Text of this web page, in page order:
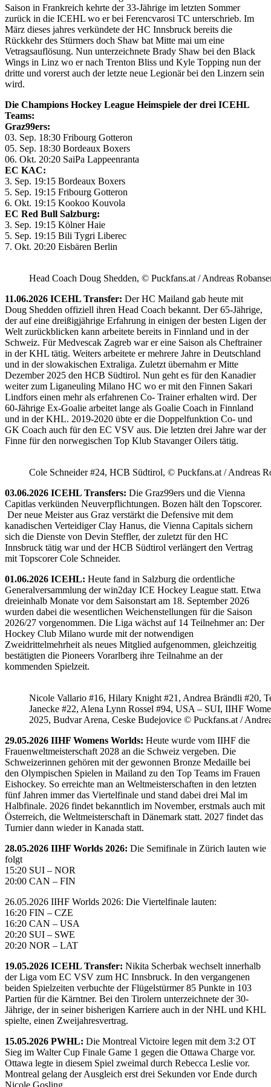
Saison in Frankreich kehrte der 33-Jährige im letzten Sommer
zurück in die ICEHL wo er bei Ferencvarosi TC unterschrieb. Im
März dieses jahres verkündete der HC Innsbruck bereits die
Rückkehr des Stürmers doch Shaw bat Mitte mai um eine
Vetragsauflösung. Nun unterzeichnete Brady Shaw bei den Black
Wings in Linz wo er nach Trenton Bliss und Kyle Topping nun der
dritte und vorerst auch der letzte neue Legionär bei den Linzern sein
wird.
Die Champions Hockey League Heimspiele der drei ICEHL
Teams:
Graz99ers:
03. Sep. 18:30 Fribourg Gotteron
05. Sep. 18:30 Bordeaux Boxers
06. Okt. 20:20 SaiPa Lappeenranta
EC KAC:
3. Sep. 19:15 Bordeaux Boxers
5. Sep. 19:15 Fribourg Gotteron
6. Okt. 19:15 Kookoo Kouvola
EC Red Bull Salzburg:
3. Sep. 19:15 Kölner Haie
5. Sep. 19:15 Bili Tygri Liberec
7. Okt. 20:20 Eisbären Berlin
Head Coach Doug Shedden, © Puckfans.at / Andreas
11.06.2026 ICEHL Transfer: Der HC Mailand gab heute mit
Doug Shedden offiziell ihren Head Coach bekannt. Der 65-Jährige,
der auf eine dreißigjährige Erfahrung in einigen der besten Ligen der
Welt zurückblicken kann arbeitete bereits in Finnland und in der
Schweiz. Für Medvescak Zagreb war er eine Saison als Cheftrainer
in der KHL tätig. Weiters arbeitete er mehrere Jahre in Deutschland
und in der slowakischen Extraliga. Zuletzt übernahm er Mitte
Dezember 2025 den HCB Südtirol. Nun geht es für den Kanadier
weiter zum Liganeuling Milano HC wo er mit den Finnen Sakari
Lindfors einen mehr als erfahrenen Co- Trainer erhalten wird. Der
60-Jährige Ex-Goalie arbeitet lange als Goalie Coach in Finnland
und in der KHL. 2019-2020 übte er die Doppelfunktion Co- und
GK Coach auch für den EC VSV aus. Die letzten drei Jahre war der
Finne für den norwegischen Top Klub Stavanger Oilers tätig.
Cole Schneider #24, HCB Südtirol, © Puckfans.at / Andreas
03.06.2026 ICEHL Transfers: Die Graz99ers und die Vienna
Capitlas verkünden Neuverpflichtungen. Bozen hält den Topscorer.
Der neue Meister aus Graz verstärkt die Defensive mit dem
kanadischen Verteidiger Clay Hanus, die Vienna Capitals sichern
sich die Dienste von Devin Steffler, der zuletzt für den HC
Innsbruck tätig war und der HCB Südtirol verlängert den Vertrag
mit Topscorer Cole Schneider.
01.06.2026 ICEHL: Heute fand in Salzburg die ordentliche
Generalversammlung der win2day ICE Hockey League statt. Etwa
dreieinhalb Monate vor dem Saisonstart am 18. September 2026
wurden dabei die wesentlichen Weichenstellungen für die Saison
2026/27 vorgenommen. Die Liga wächst auf 14 Teilnehmer an: Der
Hockey Club Milano wurde mit der notwendigen
Zweidrittelmehrheit als neues Mitglied aufgenommen, gleichzeitig
bestätigten die Pioneers Vorarlberg ihre Teilnahme an der
kommenden Spielzeit.
Nicole Vallario #16, Hilary Knight #21, Andrea Brändli #20,
Janecke #22, Alena Lynn Rossel #94, USA – SUI, IIHF
2025, Budvar Arena, Ceske Budejovice © Puckfans.at /
29.05.2026 IIHF Womens Worlds: Heute wurde vom IIHF die
Frauenweltmeisterschaft 2028 an die Schweiz vergeben. Die
Schweizerinnen gehören mit der gewonnen Bronze Medaille bei
den Olympischen Spielen in Mailand zu den Top Teams im Frauen
Eishockey. So erreichte man an Weltmeisterschaften in den letzten
fünf Jahren immer das Viertelfinale und stand dabei drei Mal im
Halbfinale. 2026 findet bekanntlich im November, erstmals auch mit
Österreich, die Weltmeisterschaft in Dänemark statt. 2027 findet das
Turnier dann wieder in Kanada statt.
28.05.2026 IIHF Worlds 2026: Die Semifinale in Zürich lauten wie
folgt
15:20 SUI – NOR
20:00 CAN – FIN
26.05.2026 IIHF Worlds 2026: Die Viertelfinale lauten:
16:20 FIN – CZE
16:20 CAN – USA
20:20 SUI – SWE
20:20 NOR – LAT
19.05.2026 ICEHL Transfer: Nikita Scherbak wechselt innerhalb
der Liga vom EC VSV zum HC Innsbruck. In den vergangenen
beiden Spielzeiten verbuchte der Flügelstürmer 85 Punkte in 103
Partien für die Kärntner. Bei den Tirolern unterzeichnete der 30-
Jährige, der in seiner bisherigen Karriere auch in der NHL und KHL
spielte, einen Zweijahresvertrag.
15.05.2026 PWHL: Die Montreal Victoire legen mit dem 3:2 OT
Sieg im Walter Cup Finale Game 1 gegen die Ottawa Charge vor.
Ottawa legte in diesem Spiel zweimal durch Rebecca Leslie vor.
Montreal gelang der Ausgleich erst drei Sekunden vor Ende durch
Nicole Gosling.